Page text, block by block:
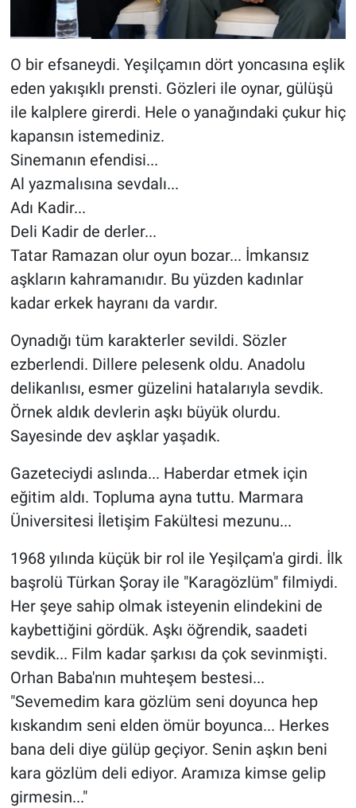
O bir efsaneydi. Yeşilçamın dört yoncasına eşlik
eden yakışıklı prensti. Gözleri ile oynar, gülüşü
ile kalplere girerdi. Hele o yanağındaki çukur hiç
kapansın istemediniz.
Sinemanın efendisi...
Al yazmalısına sevdalı...
Adı Kadir...
Deli Kadir de derler...
Tatar Ramazan olur oyun bozar... İmkansız
aşkların kahramanıdır. Bu yüzden kadınlar
kadar erkek hayranı da vardır.
Oynadığı tüm karakterler sevildi. Sözler
ezberlendi. Dillere pelesenk oldu. Anadolu
delikanlısı, esmer güzelini hatalarıyla sevdik.
Örnek aldık devlerin aşkı büyük olurdu.
Sayesinde dev aşklar yaşadık.
Gazeteciydi aslında... Haberdar etmek için
eğitim aldı. Topluma ayna tuttu. Marmara
Üniversitesi İletişim Fakültesi mezunu...
1968 yılında küçük bir rol ile Yeşilçam'a girdi. İlk
başrolü Türkan Şoray ile "Karagözlüm" filmiydi.
Her şeye sahip olmak isteyenin elindekini de
kaybettiğini gördük. Aşkı öğrendik, saadeti
sevdik... Film kadar şarkısı da çok sevinmişti.
Orhan Baba'nın muhteşem bestesi...
"Sevemedim kara gözlüm seni doyunca hep
kıskandım seni elden ömür boyunca... Herkes
bana deli diye gülüp geçiyor. Senin aşkın beni
kara gözlüm deli ediyor. Aramıza kimse gelip
girmesin..."